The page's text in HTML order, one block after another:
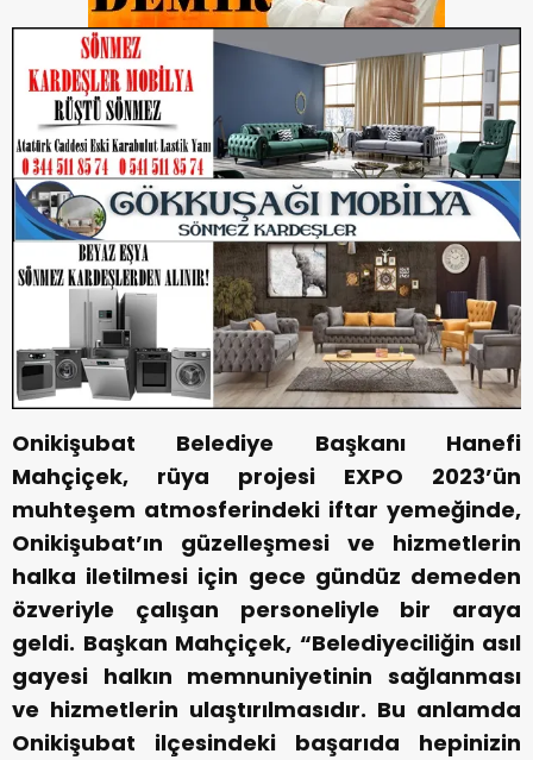
Onikişubat Belediye Başkanı Hanefi
Mahçiçek, rüya projesi EXPO 2023’ün
muhteşem atmosferindeki iftar yemeğinde,
Onikişubat’ın güzelleşmesi ve hizmetlerin
halka iletilmesi için gece gündüz demeden
özveriyle çalışan personeliyle bir araya
geldi. Başkan Mahçiçek, “Belediyeciliğin asıl
gayesi halkın memnuniyetinin sağlanması
ve hizmetlerin ulaştırılmasıdır. Bu anlamda
Onikişubat ilçesindeki başarıda hepinizin